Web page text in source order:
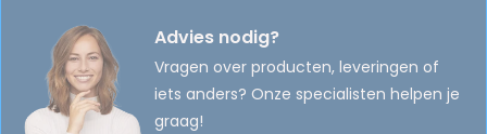
Advies nodig?
Vragen over producten, leveringen of
iets anders? Onze specialisten helpen je
graag!